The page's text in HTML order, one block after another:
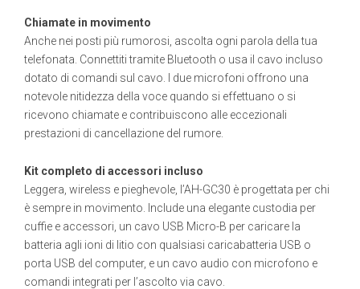
Chiamate in movimento
Anche nei posti più rumorosi, ascolta ogni parola della tua
telefonata. Connettiti tramite Bluetooth o usa il cavo incluso
dotato di comandi sul cavo. I due microfoni offrono una
notevole nitidezza della voce quando si effettuano o si
ricevono chiamate e contribuiscono alle eccezionali
prestazioni di cancellazione del rumore.
Kit completo di accessori incluso
Leggera, wireless e pieghevole, l’AH-GC30 è progettata per chi
è sempre in movimento. Include una elegante custodia per
cuffie e accessori, un cavo USB Micro-B per caricare la
batteria agli ioni di litio con qualsiasi caricabatteria USB o
porta USB del computer, e un cavo audio con microfono e
comandi integrati per l’ascolto via cavo.